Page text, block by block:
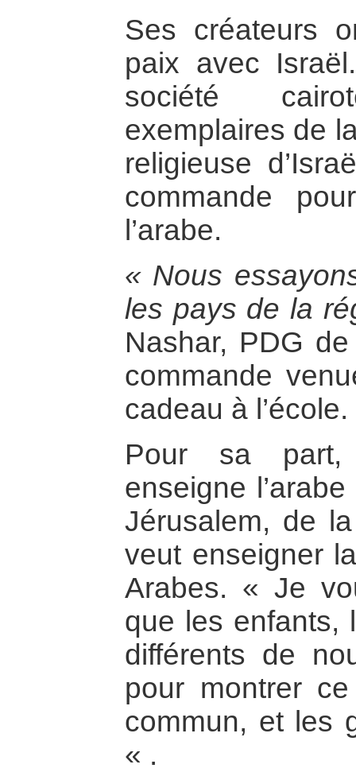
Ses créateurs
paix avec
société
exemplaires de
religieuse
commande
l’arabe.
« Nous
les pays de la
Nashar, PDG
commande
cadeau à l’école.
Pour sa part,
enseigne
Jérusalem, de
veut enseigner
Arabes. « Je
que les enfants,
différents de
pour montrer
commun, et les
« .